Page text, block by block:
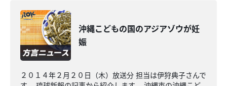
沖縄こどもの国のアジアゾウが妊
娠
２０１４年２月２０日（木）放送分 担当は伊狩典子さんで